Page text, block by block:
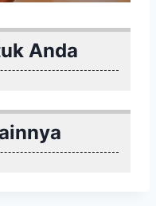
Anda